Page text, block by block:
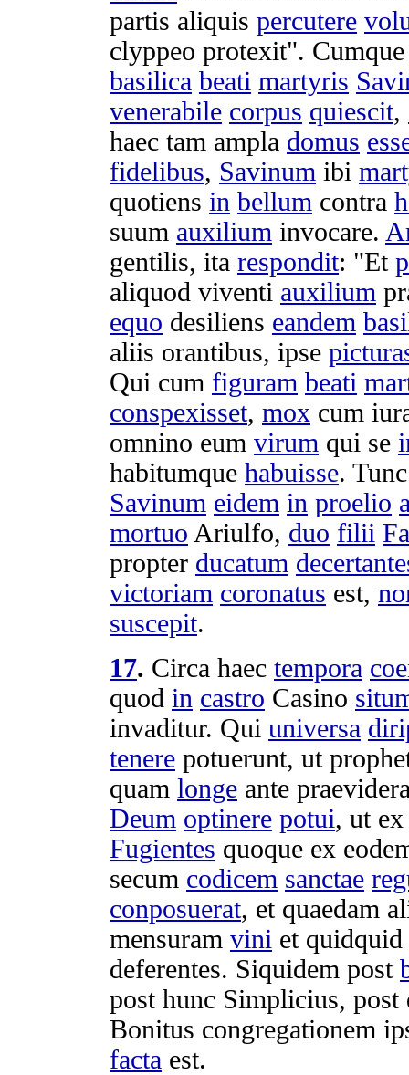
partis aliquis percutere
clyppeo protexit".
basilica beati martyris
venerabile corpus quiescit,
haec tam ampla domus
fidelibus, Savinum ibi
quotiens in bellum contra
suum auxilium invocare.
gentilis, ita respondit: "Et
aliquod viventi auxilium
equo desiliens eandem
aliis orantibus, ipse
Qui cum figuram beati
conspexisset, mox cum
omnino eum virum qui se
habitumque habuisse.
Savinum eidem in proelio
mortuo Ariulfo, duo filii
propter ducatum
victoriam coronatus est,
suscepit.
17. Circa haec tempora
quod in castro Casino
invaditur. Qui universa
tenere potuerunt, ut
quam longe ante
Deum optinere potui, ut
Fugientes quoque ex
secum codicem sanctae
conposuerat, et quaedam
mensuram vini et
deferentes. Siquidem post
post hunc Simplicius, post
Bonitus congregationem
facta est.